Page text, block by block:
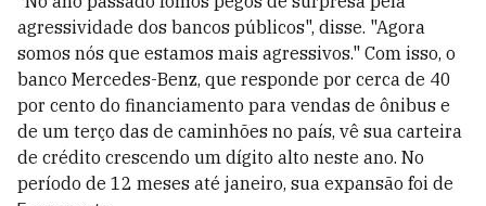
agressividade dos bancos públicos", disse. "Agora
somos nós que estamos mais agressivos." Com isso, o
banco Mercedes-Benz, que responde por cerca de 40
por cento do financiamento para vendas de ônibus e
de um terço das de caminhões no país, vê sua carteira
de crédito crescendo um dígito alto neste ano. No
período de 12 meses até janeiro, sua expansão foi de